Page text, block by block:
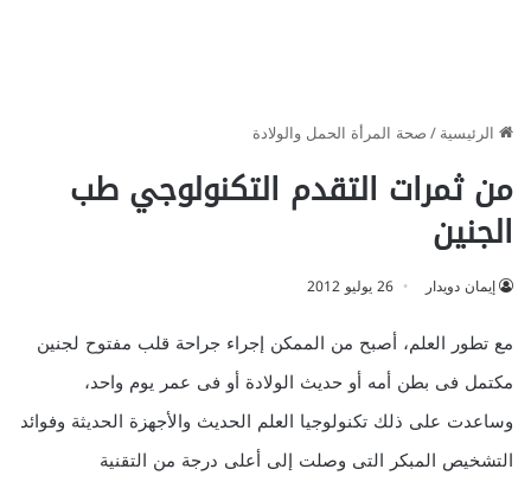
الرئيسية/صحة المرأة الحمل والولادة
من ثمرات التقدم التكنولوجي طب
الجنين
إيمان دويدار 26 يوليو 2012
مع تطور العلم، أصبح من الممكن إجراء جراحة قلب مفتوح لجنين
مكتمل فى بطن أمه أو حديث الولادة أو فى عمر يوم واحد،
وساعدت على ذلك تكنولوجيا العلم الحديث والأجهزة الحديثة وفوائد
التشخيص المبكر التى وصلت إلى أعلى درجة من التقنية